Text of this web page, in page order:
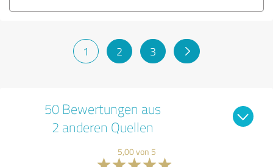
1 2 3
50 Bewertungen aus
2 anderen Quellen
5,00 von 5